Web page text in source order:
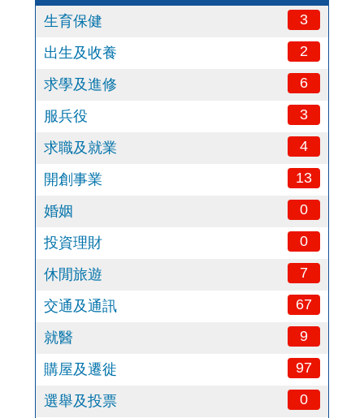
生育保健
3
出生及收養 2
求學及進修 6
服兵役 3
求職及就業 4
開創事業 13
婚姻 0
投資理財 0
休閒旅遊 7
交通及通訊 67
就醫 9
購屋及遷徙 97
選舉及投票 0